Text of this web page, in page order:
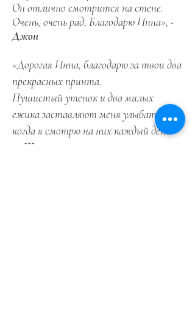
Он отлично смотрится на стене.
Очень, очень рад, Благодарю Инна», -
Джон
«Дорогая Инна, благодарю за твои два
прекрасных принта.
Пушистый утенок и два милых
ежика заставляют меня улыбаться,
когда я смотрю на них каждый день!
Жан